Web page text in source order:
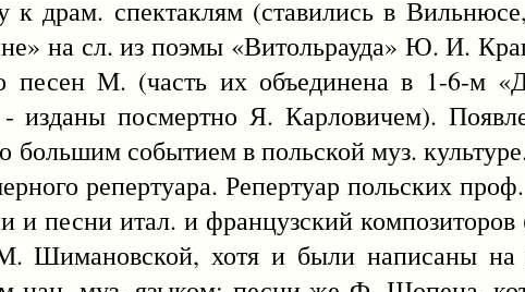
драм. спектаклям (ставились в
на сл. из поэмы «Витольрауда» Ю. И.
песен М. (часть их объединена в 1-6-м
изданы посмертно Я. Карловичем).
большим событием в польской муз.
репертуара. Репертуар польских
и песни итал. и французский
Шимановской, хотя и были написаны на